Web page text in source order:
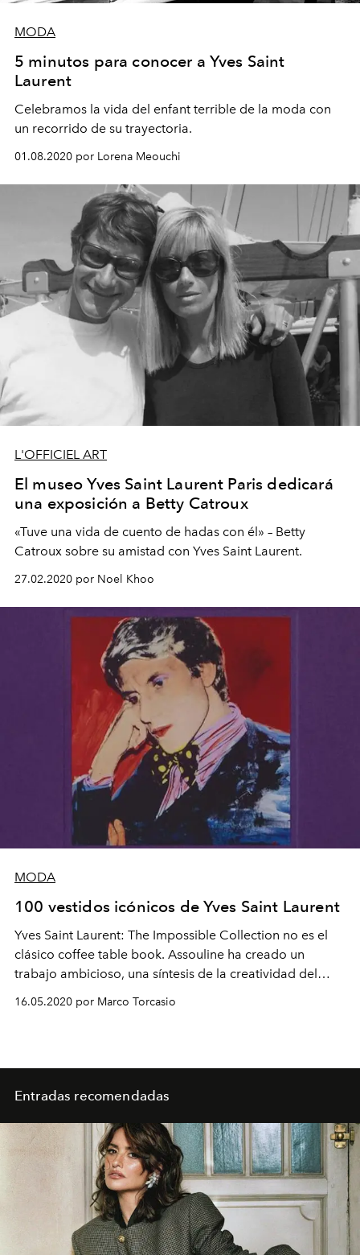
MODA
5 minutos para conocer a Yves Saint
Laurent
Celebramos la vida del enfant terrible de la moda con
un recorrido de su trayectoria.
01.08.2020 por Lorena Meouchi
L'OFFICIEL ART
El museo Yves Saint Laurent Paris dedicará
una exposición a Betty Catroux
«Tuve una vida de cuento de hadas con él» – Betty
Catroux sobre su amistad con Yves Saint Laurent.
27.02.2020 por Noel Khoo
MODA
100 vestidos icónicos de Yves Saint Laurent
Yves Saint Laurent: The Impossible Collection no es el
clásico coffee table book. Assouline ha creado un
trabajo ambicioso, una síntesis de la creatividad del
16.05.2020 por Marco Torcasio
Entradas recomendadas